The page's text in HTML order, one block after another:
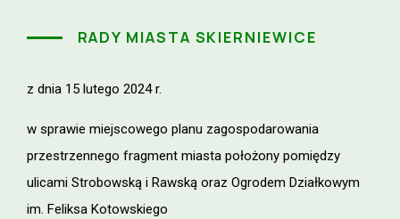
RADY MIASTA SKIERNIEWICE
z dnia 15 lutego 2024 r.
w sprawie miejscowego planu zagospodarowania
przestrzennego fragment miasta położony pomiędzy
ulicami Strobowską i Rawską oraz Ogrodem Działkowym
im. Feliksa Kotowskiego